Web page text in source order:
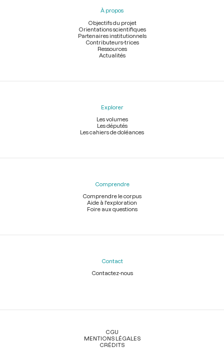
À propos
Objectifs du projet
Orientations scientifiques
Partenaires institutionnels
Contributeurs-trices
Ressources
Actualités
Explorer
Les volumes
Les députés
Les cahiers de doléances
Comprendre
Comprendre le corpus
Aide à l'exploration
Foire aux questions
Contact
Contactez-nous
Légal
CGU
MENTIONS LÉGALES
CRÉDITS